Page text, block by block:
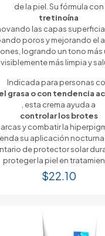
de la piel. Su fórmula con
tretinoína
las capas
poros y mejorando el
logrando un tono más
más limpia y
Indicada para personas
grasa o con tendencia
, esta crema ayuda a
controlar los brotes
y combatir la
su aplicación nocturna
de protector solar
proteger la piel en
$22.10